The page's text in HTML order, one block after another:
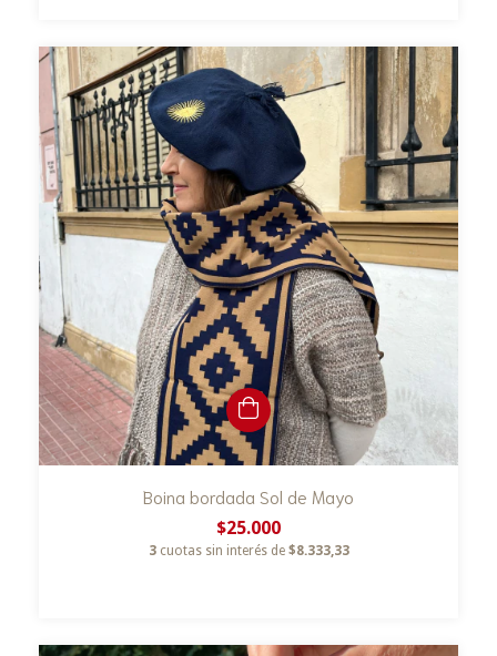
Boina bordada Sol de Mayo
$25.000
3 cuotas sin interés de $8.333,33